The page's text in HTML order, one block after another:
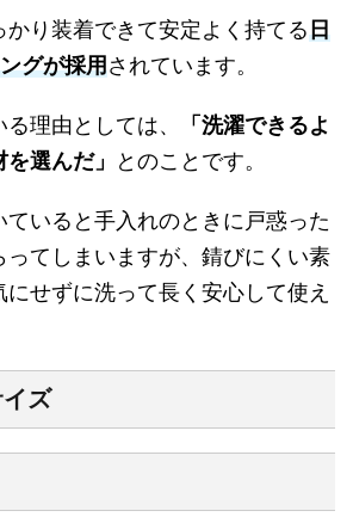
り装着できて安定よく持てる日
グが採用されています。
理由としては、
「洗濯できるよ
選んだ」
とのことです。
いると手入れのときに戸惑った
ってしまいますが、錆びにくい素
せずに洗って長く安心して使え
ズ